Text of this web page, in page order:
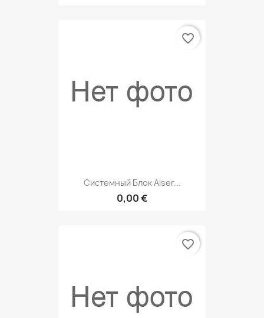
Системный Блок Аlser...
0,00 €
favorite_border
favorite_border